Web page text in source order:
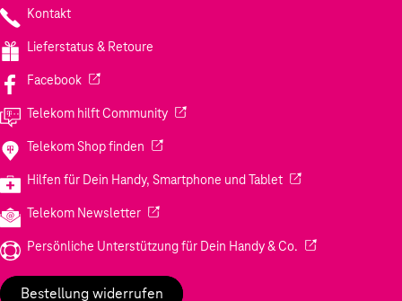
Kontakt
Lieferstatus & Retoure
Facebook(Wird in einem neuen Tab geöffnet)
Telekom hilft Community(Wird in einem neuen Tab geöffnet)
Telekom Shop finden (Wird in einem neuen Tab geöffnet)
Hilfen für Dein Handy, Smartphone und Tablet(Wird in einem
Telekom Newsletter(Wird in einem neuen Tab geöffnet)
Persönliche Unterstützung für Dein Handy & Co. (Wird in einem
Bestellung widerrufen